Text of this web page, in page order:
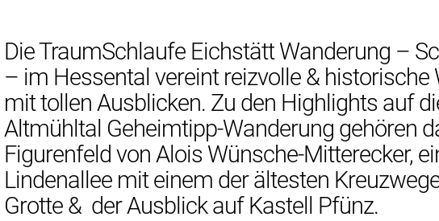
Die TraumSchlaufe Eichstätt Wanderung –
– im Hessental vereint reizvolle & historische
mit tollen Ausblicken. Zu den Highlights auf
Altmühltal Geheimtipp-Wanderung gehören
Figurenfeld von Alois Wünsche-Mitterecker,
Lindenallee mit einem der ältesten
Grotte & der Ausblick auf Kastell Pfünz.